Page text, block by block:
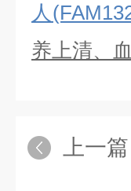
人
养上清、
上一篇